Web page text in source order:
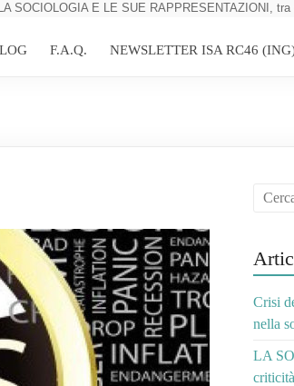
E LE SUE RAPPRESENTAZIONI, tra
F.A.Q. NEWSLETTER ISA RC46
Crisi
nella
LA